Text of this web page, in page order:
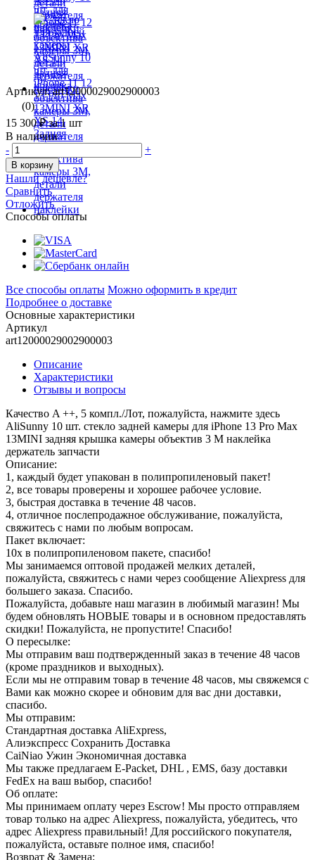
Артикул: art12000029002900003
(0)
15 300 ₽за 1 шт
В наличии
-
+
В корзину
Нашли дешевле?
Сравнить
Отложить
Способы оплаты
Все способы оплаты Можно оформить в кредит
Подробнее о доставке
Основные характеристики
Артикул
art12000029002900003
Описание
Характеристики
Отзывы и вопросы
Качество A ++, 5 компл./Лот, пожалуйста, нажмите здесь
AliSunny 10 шт. стекло задней камеры для iPhone 13 Pro Max
13MINI задняя крышка камеры объектив 3 М наклейка
держатель запчасти
Описание:
1, каждый будет упакован в полипропиленовый пакет!
2, все товары проверены и хорошее рабочее условие.
3, быстрая доставка в течение 48 часов.
4, отличное послепродажное обслуживание, пожалуйста,
свяжитесь с нами по любым вопросам.
Пакет включает:
10x в полипропиленовом пакете, спасибо!
Мы занимаемся оптовой продажей мелких деталей,
пожалуйста, свяжитесь с нами через сообщение Aliexpress для
большего заказа. Спасибо.
Пожалуйста, добавьте наш магазин в любимый магазин! Мы
будем обновлять НОВЫЕ товары и в основном предоставлять
скидки! Пожалуйста, не пропустите! Спасибо!
О пересылке:
Мы отправим ваш подтвержденный заказ в течение 48 часов
(кроме праздников и выходных).
Если мы не отправим товар в течение 48 часов, мы свяжемся с
Вами как можно скорее и обновим для вас дни доставки,
спасибо.
Мы отправим:
Стандартная доставка AliExpress,
Алиэкспресс Сохранить Доставка
CaiNiao Ужин Экономичная доставка
Мы также предлагаем E-Packet, DHL , EMS, базу доставки
FedEx на ваш выбор, спасибо!
Об оплате:
Мы принимаем оплату через Escrow! Мы просто отправляем
товар только на адрес Aliexpress, пожалуйста, убедитесь, что
адрес Aliexpress правильный! Для российского покупателя,
пожалуйста, оставьте полное имя, спасибо!
Возврат & Замена: